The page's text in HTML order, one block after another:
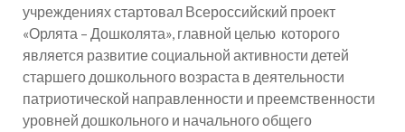
учреждениях стартовал Всероссийский проект
«Орлята – Дошколята», главной целью которого
является развитие социальной активности детей
старшего дошкольного возраста в деятельности
патриотической направленности и преемственности
уровней дошкольного и начального общего